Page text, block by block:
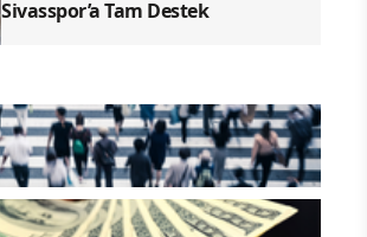
Sivasspor’a Tam Destek